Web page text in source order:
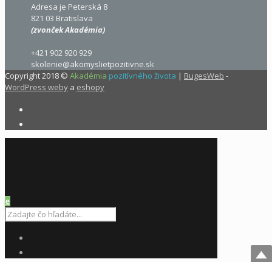
Adresa je Peterská 8
821 03 Bratislava
(zvonček Akadémia)
+421 902 920 929
skolenie@akomyslietpozitivne.sk
Copyright 2018 © Akadémia pozitívného života | BugesWeb -
WordPress weby a eshopy
e